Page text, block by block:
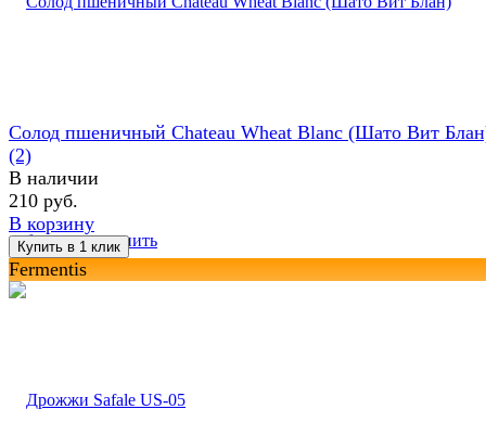
избранное сравнить
Солод пшеничный Chateau Wheat Blanc (Шато Вит
(2)
В наличии
210 руб.
В корзину
Fermentis